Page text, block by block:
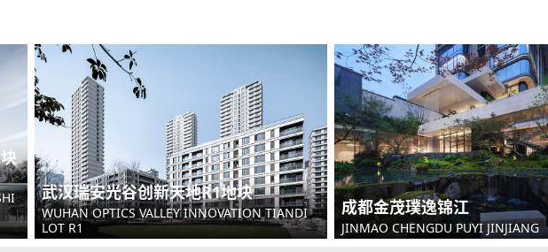
武汉瑞安光谷创新天地R1地块
WUHAN OPTICS VALLEY INNOVATION TIANDI
LOT R1
成都金茂璞逸锦江
JINMAO CHENGDU PUYI JINJIANG